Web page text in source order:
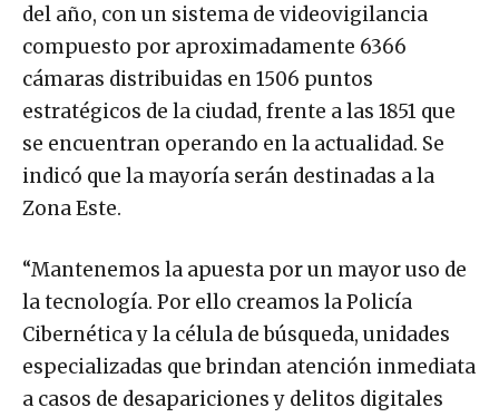
del año, con un sistema de videovigilancia
compuesto por aproximadamente 6366
cámaras distribuidas en 1506 puntos
estratégicos de la ciudad, frente a las 1851 que
se encuentran operando en la actualidad. Se
indicó que la mayoría serán destinadas a la
Zona Este.
“Mantenemos la apuesta por un mayor uso de
la tecnología. Por ello creamos la Policía
Cibernética y la célula de búsqueda, unidades
especializadas que brindan atención inmediata
a casos de desapariciones y delitos digitales